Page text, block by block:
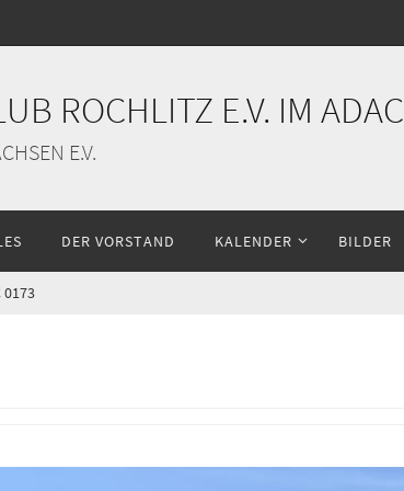
ROCHLITZ E.V. IM ADAC
E.V.
DER VORSTAND KALENDER BILDER
0173